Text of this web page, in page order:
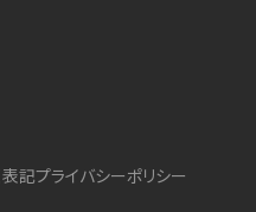
記プライバシーポリシー